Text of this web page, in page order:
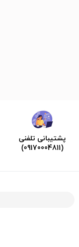
پشتیبانی تلفنی
(09170004811)